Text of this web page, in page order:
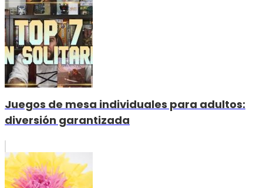
Juegos de mesa individuales para adultos:
diversión garantizada